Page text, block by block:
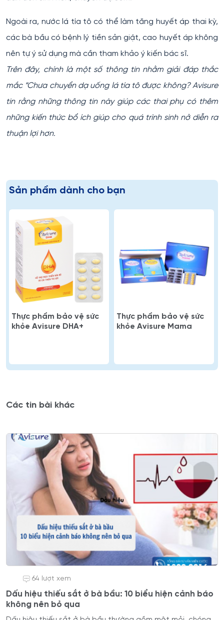
Ngoài ra, nước lá tía tô có thể làm tăng huyết áp thai kỳ,
các bà bầu có bệnh lý tiền sản giật, cao huyết áp không
nên tự ý sử dụng mà cần tham khảo ý kiến bác sĩ.
Trên đây, chính là một số thông tin nhằm giải đáp thắc
mắc “Chưa chuyển dạ uống lá tía tô được không? Avisure
tin rằng những thông tin này giúp các thai phụ có thêm
những kiến thức bổ ích giúp cho quá trình sinh nở diễn ra
thuận lợi hơn.
Sản phẩm dành cho bạn
Thực phẩm bảo vệ sức
khỏe Avisure DHA+
Thực phẩm bảo vệ sức
khỏe Avisure Mama
Các tin bài khác
64 lượt xem
Dấu hiệu thiếu sắt ở bà bầu: 10 biểu hiện cảnh báo
không nên bỏ qua